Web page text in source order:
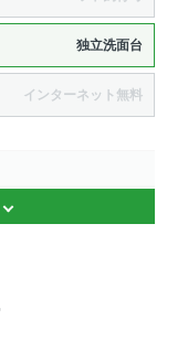
独立洗面台
インターネット無料
、 温水洗浄便座